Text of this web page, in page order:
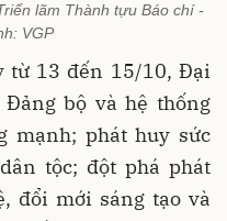
lãm Thành tựu Báo chí -
VGP
từ 13 đến 15/10, Đại
bộ và hệ thống
mạnh; phát huy sức
tộc; đột phá phát
đổi mới sáng tạo và